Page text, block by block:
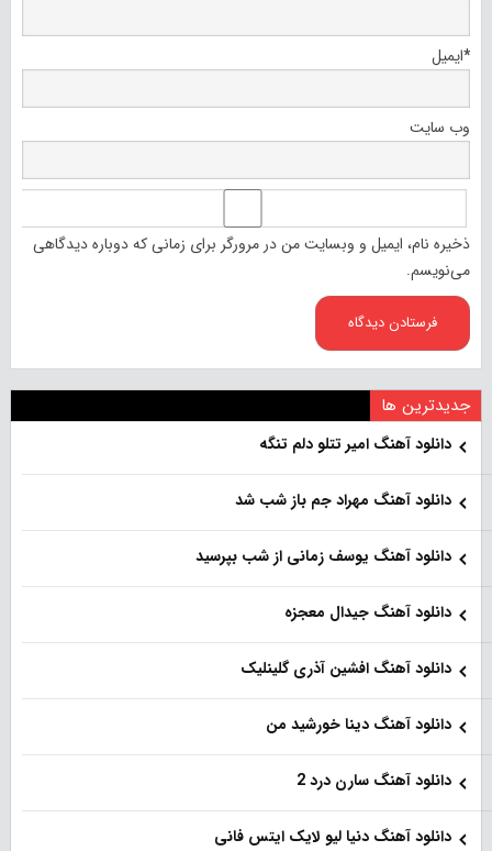
ایمیل*
وب‌ سایت
ذخیره نام، ایمیل و وبسایت من در مرورگر برای زمانی که دوباره دیدگاهی
می‌نویسم.
جدیدترین ها
دانلود آهنگ امیر تتلو دلم تنگه
دانلود آهنگ مهراد جم باز شب شد
دانلود آهنگ یوسف زمانی از شب بپرسید
دانلود آهنگ جیدال معجزه
دانلود آهنگ افشین آذری گلینلیک
دانلود آهنگ دینا خورشید من
دانلود آهنگ سارن درد 2
دانلود آهنگ دنیا لیو لایک ایتس فانی